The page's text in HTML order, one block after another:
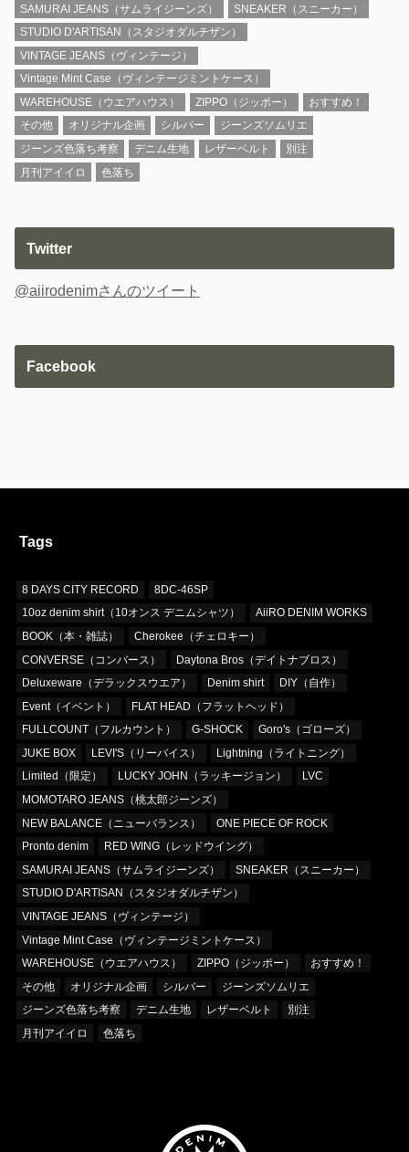
SAMURAI JEANS（サムライジーンズ）
SNEAKER（スニーカー）
STUDIO D'ARTISAN（スタジオダルチザン）
VINTAGE JEANS（ヴィンテージ）
Vintage Mint Case（ヴィンテージミントケース）
WAREHOUSE（ウエアハウス）
ZIPPO（ジッポー）
おすすめ！
その他
オリジナル企画 シルバー
ジーンズソムリエ
ジーンズ色落ち考察
デニム生地 レザーベルト
別注
月刊アイイロ
色落ち
Twitter
@aiirodenimさんのツイート
Facebook
Tags
8 DAYS CITY RECORD
8DC-46SP
10oz denim shirt（10オンス デニムシャツ）
AiiRO DENIM WORKS
BOOK（本・雑誌）
Cherokee（チェロキー）
CONVERSE（コンバース）
Daytona Bros（デイトナブロス）
Deluxeware（デラックスウエア）
Denim shirt
DIY（自作）
Event（イベント）
FLAT HEAD（フラットヘッド）
FULLCOUNT（フルカウント）
G-SHOCK
Goro's（ゴローズ）
JUKE BOX
LEVI'S（リーバイス）
Lightning（ライトニング）
Limited（限定）
LUCKY JOHN（ラッキージョン）
LVC
MOMOTARO JEANS（桃太郎ジーンズ）
NEW BALANCE（ニューバランス）
ONE PIECE OF ROCK
Pronto denim
RED WING（レッドウイング）
SAMURAI JEANS（サムライジーンズ）
SNEAKER（スニーカー）
STUDIO D'ARTISAN（スタジオダルチザン）
VINTAGE JEANS（ヴィンテージ）
Vintage Mint Case（ヴィンテージミントケース）
WAREHOUSE（ウエアハウス）
ZIPPO（ジッポー）
おすすめ！
その他
オリジナル企画 シルバー
ジーンズソムリエ
ジーンズ色落ち考察
デニム生地 レザーベルト
別注
月刊アイイロ
色落ち